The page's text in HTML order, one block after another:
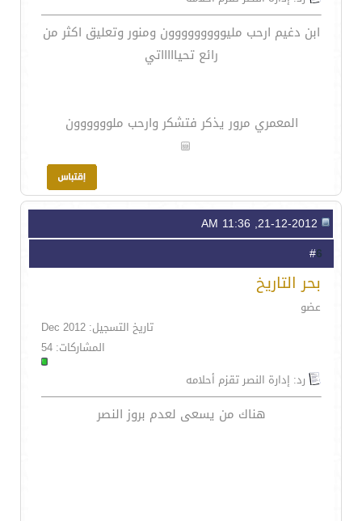
ابن دغيم ارحب مليووووووووون ومنور وتعليق اكثر من
رائع تحياااااتي
المعمري مرور يذكر فتشكر وارحب ملوووووون
6
بحر التاريخ
عضو
تاريخ التسجيل: Dec 2012
المشاركات: 54
رد: إدارة النصر تقزم أحلامه
هناك من يسعى لعدم بروز النصر